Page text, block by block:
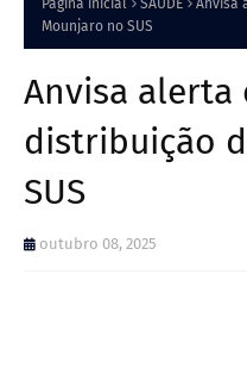
Página inicial SAUDE
Anvisa
Mounjaro no SUS
Anvisa alerta
distribuição
SUS
outubro 08, 2025